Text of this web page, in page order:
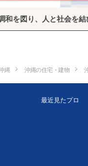
和を図り、人と社会を
縄 沖縄の住宅・建物
最近見たプロ